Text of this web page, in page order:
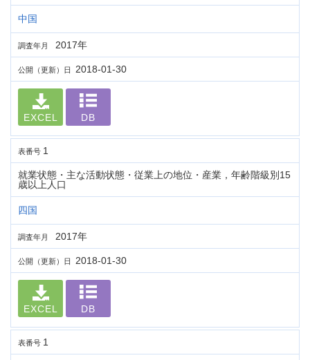
中国
調査年月 2017年
公開（更新）日 2018-01-30
EXCEL DB
表番号 1
就業状態・主な活動状態・従業上の地位・産業，年齢階級別15
歳以上人口
四国
調査年月 2017年
公開（更新）日 2018-01-30
EXCEL DB
表番号 1